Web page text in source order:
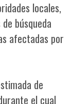
locales,
búsqueda
afectadas por
de
el cual